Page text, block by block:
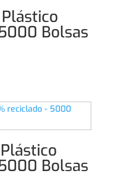
Bolsas
Bolsas